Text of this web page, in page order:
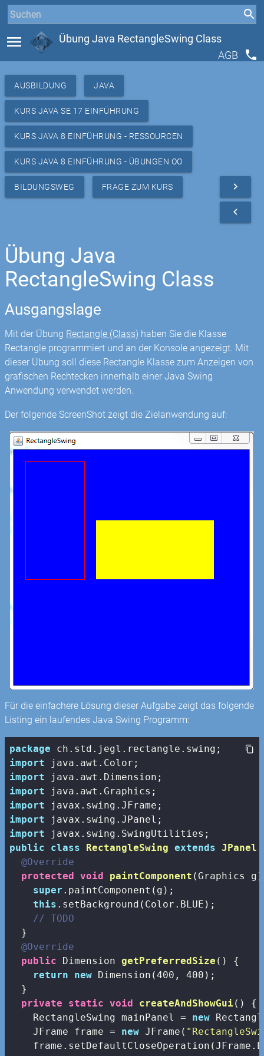
menu
Übung Java RectangleSwing Class
AGB
phone
AUSBILDUNG JAVA
KURS JAVA SE 17 EINFÜHRUNG
KURS JAVA 8 EINFÜHRUNG - RESSOURCEN
KURS JAVA 8 EINFÜHRUNG - ÜBUNGEN OO
BILDUNGSWEG FRAGE ZUM KURS navigate_next
navigate_before
Übung Java
RectangleSwing Class
Ausgangslage
Mit der Übung Rectangle (Class) haben Sie die Klasse
Rectangle programmiert und an der Konsole angezeigt. Mit
dieser Übung soll diese Rectangle Klasse zum Anzeigen von
grafischen Rechtecken innerhalb einer Java Swing
Anwendung verwendet werden.
Der folgende ScreenShot zeigt die Zielanwendung auf:
Für die einfachere Lösung dieser Aufgabe zeigt das folgende
Listing ein laufendes Java Swing Programm:
package
import
import
import
import
import
import
public
class RectangleSwing extends JPanel
@Override
protected void paintComponent (Graphics g)
super .paintComponent(g);
this .setBackground(Color.BLUE);
// TODO
  }
@Override
public Dimension getPreferredSize ()
{
return
new Dimension(400 , 400 );
  }
private
static void createAndShowGui ()
{
    RectangleSwing mainPanel =
new
    JFrame frame =
new JFrame(